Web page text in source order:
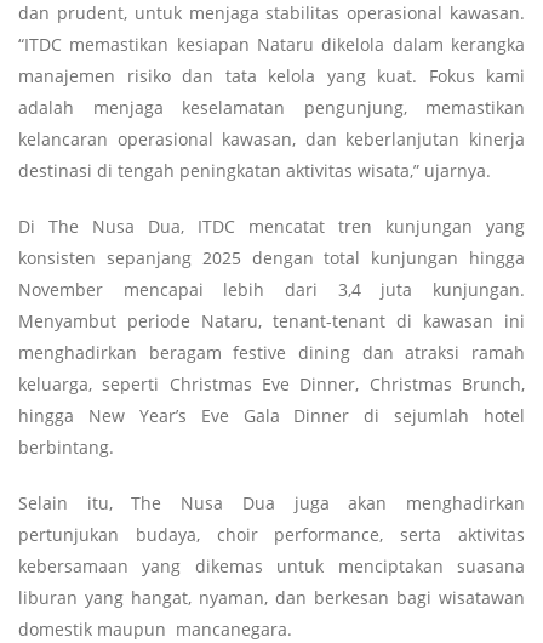
dan prudent, untuk menjaga stabilitas operasional kawasan.
“ITDC memastikan kesiapan Nataru dikelola dalam kerangka
manajemen risiko dan tata kelola yang kuat. Fokus kami
adalah menjaga keselamatan pengunjung, memastikan
kelancaran operasional kawasan, dan keberlanjutan kinerja
destinasi di tengah peningkatan aktivitas wisata,” ujarnya.
Di The Nusa Dua, ITDC mencatat tren kunjungan yang
konsisten sepanjang 2025 dengan total kunjungan hingga
November mencapai lebih dari 3,4 juta kunjungan.
Menyambut periode Nataru, tenant-tenant di kawasan ini
menghadirkan beragam festive dining dan atraksi ramah
keluarga, seperti Christmas Eve Dinner, Christmas Brunch,
hingga New Year’s Eve Gala Dinner di sejumlah hotel
berbintang.
Selain itu, The Nusa Dua juga akan menghadirkan
pertunjukan budaya, choir performance, serta aktivitas
kebersamaan yang dikemas untuk menciptakan suasana
liburan yang hangat, nyaman, dan berkesan bagi wisatawan
domestik maupun mancanegara.